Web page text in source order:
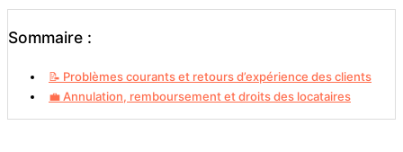
Sommaire :
📝 Problèmes courants et retours d’expérience des clients
💼 Annulation, remboursement et droits des locataires